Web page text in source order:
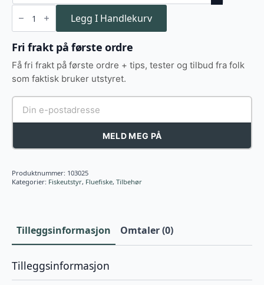
Søvik
Fluesnapper Legg I Handlekurv
Fri frakt på første ordre
Få fri frakt på første ordre + tips, tester og tilbud fra folk
som faktisk bruker utstyret.
MELD MEG PÅ
Produktnummer: 103025
Kategorier: Fiskeutstyr, Fluefiske, Tilbehør
Tilleggsinformasjon Omtaler (0)
Tilleggsinformasjon